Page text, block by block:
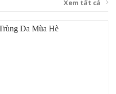
Xem tất cả